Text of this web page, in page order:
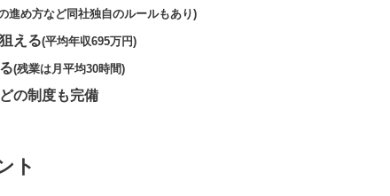
進め方など同社独自のルールもあり)
える(平均年収695万円)
(残業は月平均30時間)
の制度も完備
ト